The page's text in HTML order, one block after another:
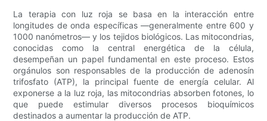
La terapia con luz roja se basa en la interacción entre
longitudes de onda específicas —generalmente entre 600 y
1000 nanómetros— y los tejidos biológicos. Las mitocondrias,
conocidas como la central energética de la célula,
desempeñan un papel fundamental en este proceso. Estos
orgánulos son responsables de la producción de adenosín
trifosfato (ATP), la principal fuente de energía celular. Al
exponerse a la luz roja, las mitocondrias absorben fotones, lo
que puede estimular diversos procesos bioquímicos
destinados a aumentar la producción de ATP.